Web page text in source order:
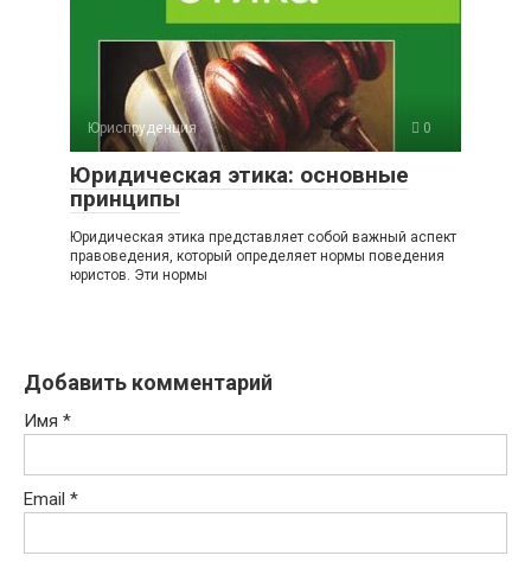
Юриспруденция 0
Юридическая этика: основные
принципы
Юридическая этика представляет собой важный аспект
правоведения, который определяет нормы поведения
юристов. Эти нормы
Добавить комментарий
Имя *
Email *